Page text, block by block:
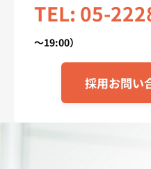
TEL: 05-
～19:00）
採用お問い